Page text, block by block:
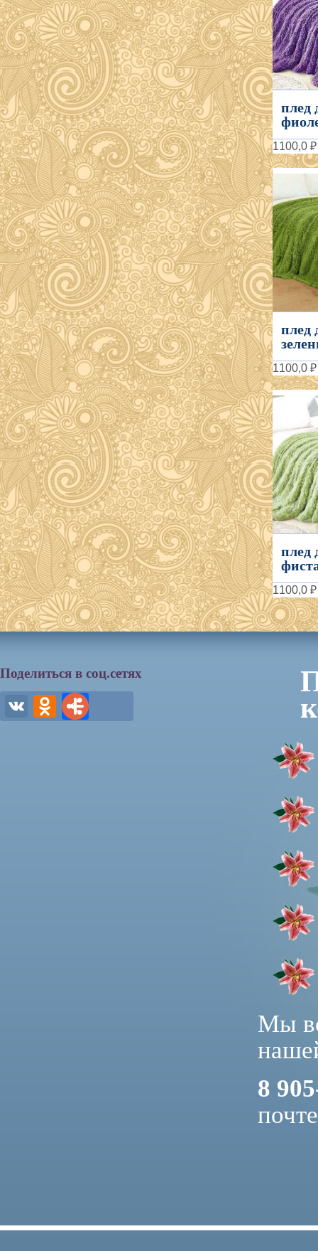
плед
1100,0 ₽
плед
1100,0 ₽
плед
1100,0 ₽
Поделиться в соц.сетях
Мы
8